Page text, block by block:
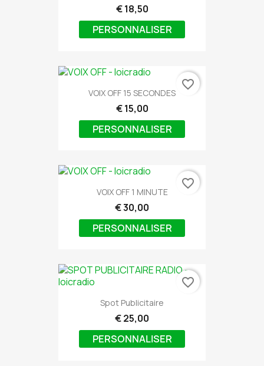
€ 18,50
PERSONNALISER
VOIX OFF 15 SECONDES
€ 15,00
PERSONNALISER
favorite_border
VOIX OFF 1 MINUTE
€ 30,00
PERSONNALISER
favorite_border
Spot Publicitaire
€ 25,00
PERSONNALISER
favorite_border